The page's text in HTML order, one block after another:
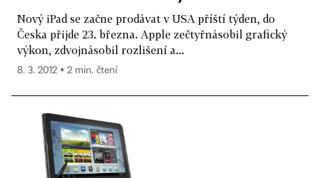
Nový iPad se začne prodávat v USA příští týden, do
Česka přijde 23. března. Apple zečtyřnásobil grafický
výkon, zdvojnásobil rozlišení a...
8. 3. 2012 ▪ 2 min. čtení